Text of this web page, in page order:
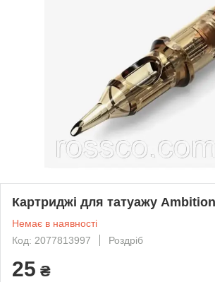
Картриджі для татуажу
Немає в наявності
Код: 2077813997
Роздріб
25 ₴